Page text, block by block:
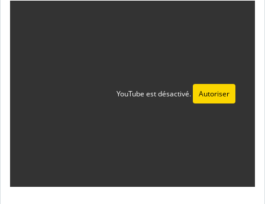
YouTube est désactivé. Autoriser